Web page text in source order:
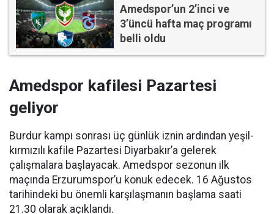
Amedspor’un 2’inci ve
3’üncü hafta maç programı
belli oldu
Amedspor kafilesi Pazartesi
geliyor
Burdur kampı sonrası üç günlük iznin ardından yeşil-
kırmızılı kafile Pazartesi Diyarbakır’a gelerek
çalışmalara başlayacak. Amedspor sezonun ilk
maçında Erzurumspor’u konuk edecek. 16 Ağustos
tarihindeki bu önemli karşılaşmanın başlama saati
21.30 olarak açıklandı.